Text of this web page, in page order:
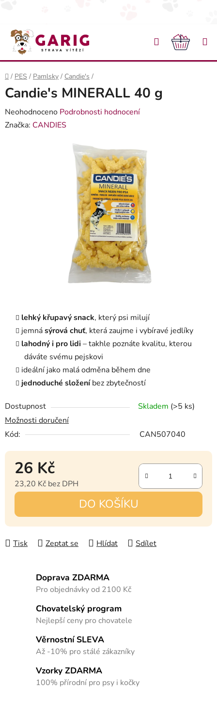
Přejít na obsah
Hledat
Domů
/ PES / Pamlsky / Candie's /
lehký křupavý snack, který psi milují
jemnásýrová chuť, která zaujme i vybíravé jedlíky
lahodný i pro lidi– takhle poznáte kvalitu, kterou
dáváte svému pejskovi
ideální jako malá odměna během dne
jednoduché složeníbez zbytečností
Dostupnost Skladem (>5 ks)
Možnosti doručení
Kód:
CAN507040
26 Kč
23,20 Kč bez DPH
Měrná cena:
DO KOŠÍKU
Tisk Zeptat se Hlídat Sdílet
Candie's MINERALL 40 g
Průměrné hodnocení produktu je 0,0 z 5 hvězdiček.
Neohodnoceno Podrobnosti hodnocení
Značka: CANDIES
Doprava ZDARMA
Pro objednávky od 2100 Kč
Chovatelský program
Nejlepší ceny pro chovatele
Věrnostní SLEVA
Až -10% pro stálé zákazníky
Vzorky ZDARMA
100% přírodní pro psy i kočky